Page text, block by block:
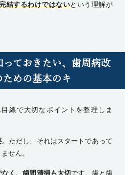
結するわけではないという理解が
っておきたい、歯周病改
ための基本のキ
線で大切なポイントを整理しま
。ただし、それはスタートであって
せん。
く、歯間清掃も大切です。歯と歯